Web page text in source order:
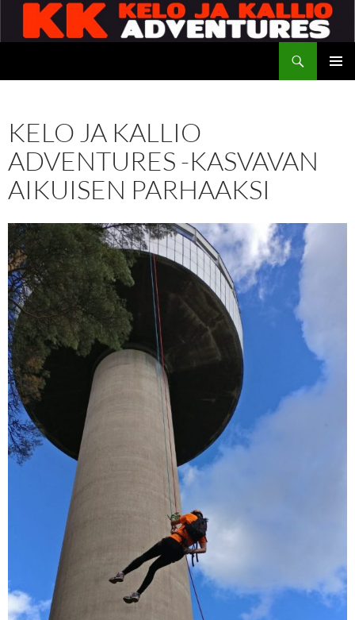
Siirry
sisältöön
KELO JA KALLIO
ADVENTURES -KASVAVAN
AIKUISEN PARHAAKSI